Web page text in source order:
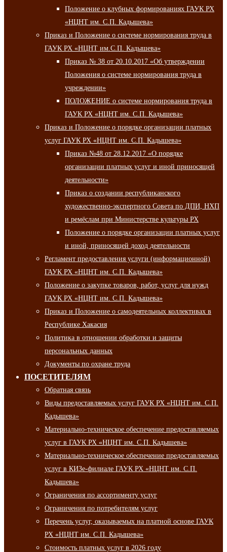
Положение о клубных формированиях ГАУК РХ
«НЦНТ им. С.П. Кадышева»
Приказ и Положение о системе нормирования труда в
ГАУК РХ «НЦНТ им.С.П. Кадышева»
Приказ № 38 от 20.10.2017 «Об утверждении
Положения о системе нормирования труда в
учреждении»
ПОЛОЖЕНИЕ о системе нормирования труда в
ГАУК РХ «НЦНТ им. С.П. Кадышева»
Приказ и Положение о порядке организации платных
услуг ГАУК РХ «НЦНТ им. С.П. Кадышева»
Приказ №48 от 28.12.2017 «О порядке
организации платных услуг и иной приносящей
деятельности»
Приказ о создании республиканского
художественно-экспертного Совета по ДПИ, НХП
и ремёслам при Министерстве культуры РХ
Положение о порядке организации платных услуг
и иной, приносящей доход деятельности
Регламент предоставления услуги (информационной)
ГАУК РХ «НЦНТ им. С.П. Кадышева»
Положение о закупке товаров, работ, услуг для нужд
ГАУК РХ «НЦНТ им. С.П. Кадышева»
Приказ и Положение о самодеятельных коллективах в
Республике Хакасия
Политика в отношении обработки и защиты
персональных данных
Документы по охране труда
ПОСЕТИТЕЛЯМ
Обратная связь
Виды предоставляемых услуг ГАУК РХ «НЦНТ им. С.П.
Кадышева»
Материально-техническое обеспечение предоставляемых
услуг в ГАУК РХ «НЦНТ им. С.П. Кадышева»
Материально-техническое обеспечение предоставляемых
услуг в КИЗе-филиале ГАУК РХ «НЦНТ им. С.П.
Кадышева»
Ограничения по ассортименту услуг
Ограничения по потребителям услуг
Перечень услуг, оказываемых на платной основе ГАУК
РХ «НЦНТ им. С.П. Кадышева»
Стоимость платных услуг в 2026 году